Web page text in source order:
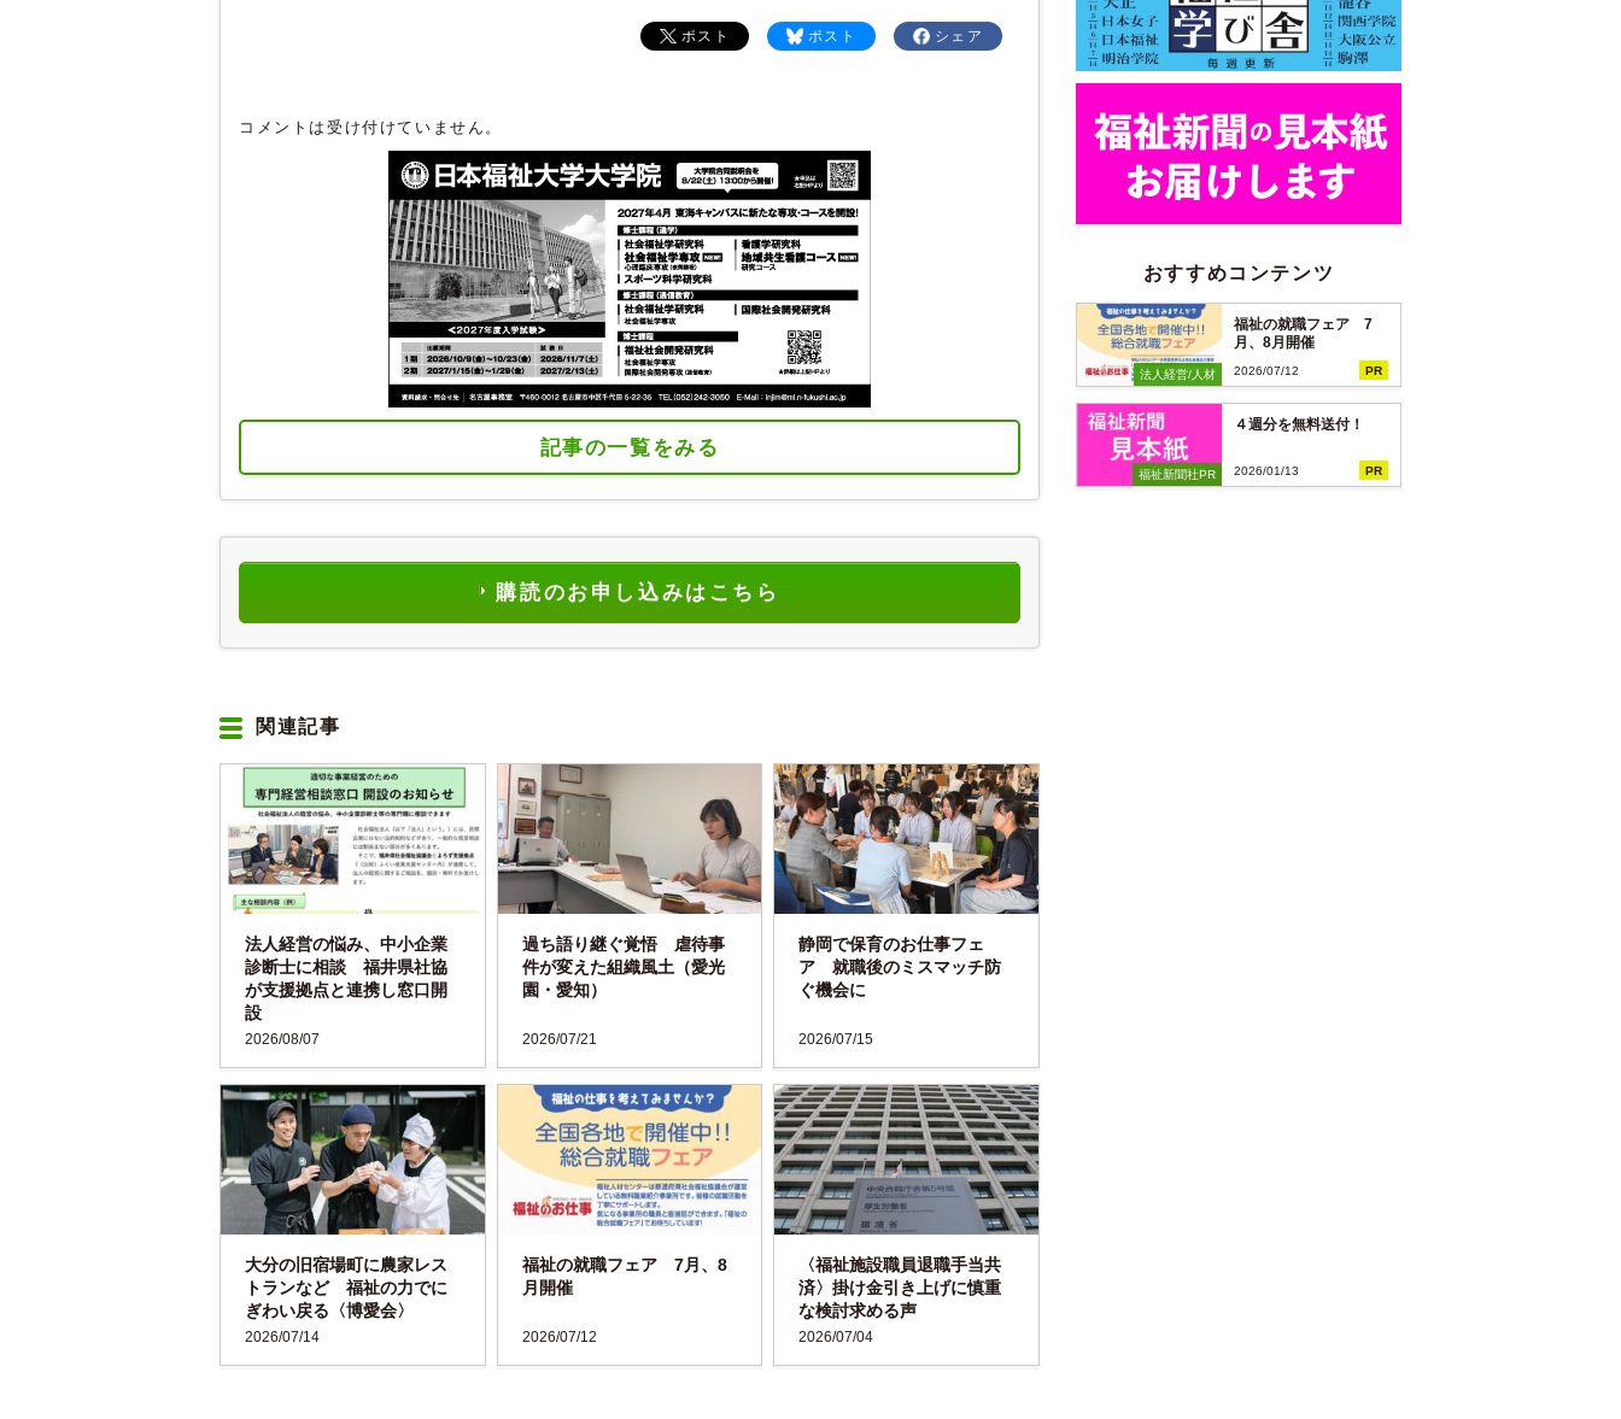
シェア
ポスト
ポスト
コメントは受け付けていません。
記事の一覧をみる
購読のお申し込みはこちら
関連記事
2026/08/07
法人経営の悩み、中小企業
診断士に相談 福井県社協
が支援拠点と連携し窓口開
設
2026/07/21
過ち語り継ぐ覚悟 虐待事
件が変えた組織風土（愛光
園・愛知）
2026/07/15
静岡で保育のお仕事フェ
ア 就職後のミスマッチ防
ぐ機会に
2026/07/14
大分の旧宿場町に農家レス
トランなど 福祉の力でに
ぎわい戻る〈博愛会〉
2026/07/12
福祉の就職フェア 7月、8
月開催
2026/07/04
〈福祉施設職員退職手当共
済〉掛け金引き上げに慎重
な検討求める声
おすすめコンテンツ
法人経営/人材
福祉の就職フェア 7
月、8月開催
2026/07/12 PR
福祉新聞社PR
４週分を無料送付！
2026/01/13 PR